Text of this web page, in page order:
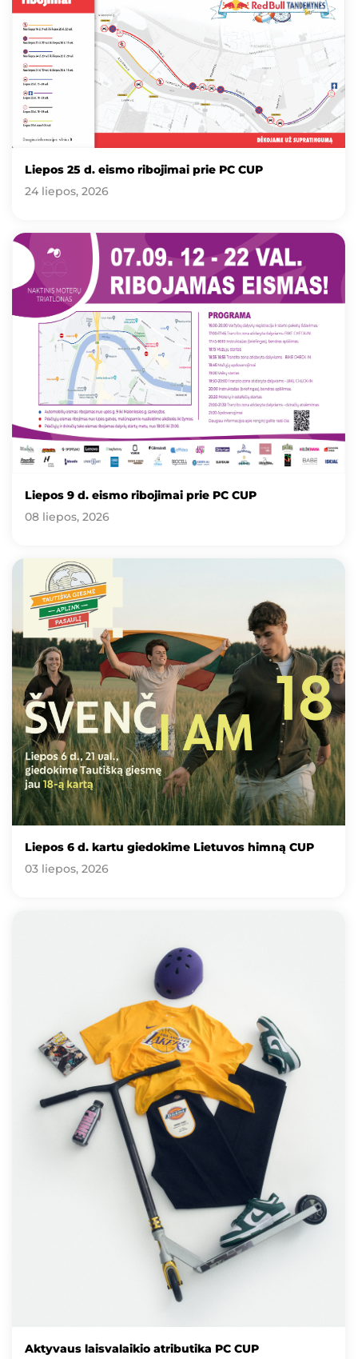
Liepos 25 d. eismo ribojimai prie PC CUP
24 liepos, 2026
Liepos 9 d. eismo ribojimai prie PC CUP
08 liepos, 2026
Liepos 6 d. kartu giedokime Lietuvos himną CUP
03 liepos, 2026
Aktyvaus laisvalaikio atributika PC CUP